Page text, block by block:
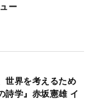
ー
世界を考えるため
詩学』赤坂憲雄 イ